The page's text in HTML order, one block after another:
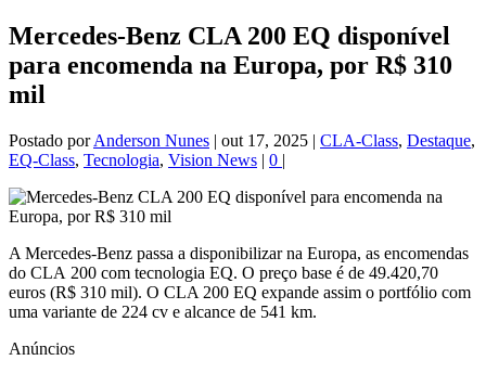
Mercedes-Benz CLA 200 EQ disponível
para encomenda na Europa, por R$ 310
mil
Postado porAnderson Nunes | out 17, 2025 | CLA-Class, Destaque,
EQ-Class, Tecnologia, Vision News | 0 |
A Mercedes-Benz passa a disponibilizar na Europa, as encomendas
do CLA 200 com tecnologia EQ. O preço base é de 49.420,70
euros (R$ 310 mil). O CLA 200 EQ expande assim o portfólio com
uma variante de 224 cv e alcance de 541 km.
Anúncios